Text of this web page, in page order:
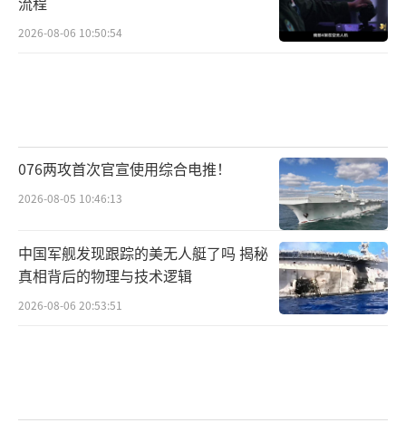
语，声势浩荡。民进党“立委”私下抱怨赖清
德的举动可能导致2026年选举崩盘，国民党也
陆”已成为岛内主流认知。赖清德的“倚美谋
独”正在付出代价，而大陆对和平统一与国家
安全的坚定态度赢得民心，形成明显的历史优
从战略角度看，赖清德试图用强化防务和
挑衅言论维持岛内支持，但这只会加速自身政
2026-08-06 10:50:54
076两攻首次官宣使用综合电推！
2026-08-05 10:46:13
中国军舰发现跟踪的美无人艇了吗 揭秘
真相背后的物理与技术逻辑
2026-08-06 20:53:51